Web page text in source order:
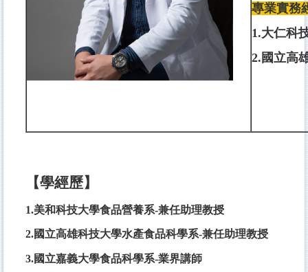
專業實務
1.大仁科
2.國立高
【學經歷】
1.美和科技大學食品營養系-兼任助理教授
2.國立高雄科技大學水產食品科學系-兼任助理教授
3.國立嘉義大學食品科學系-業界講師